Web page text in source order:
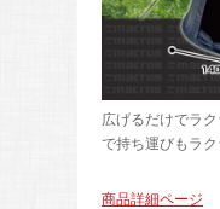
広げるだけでラ
で持ち運びもラク
商品詳細ページ